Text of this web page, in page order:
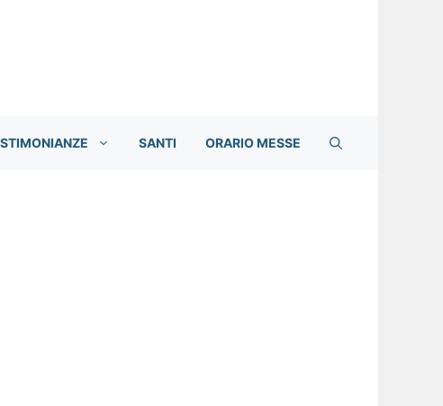
SANTI ORARIO MESSE